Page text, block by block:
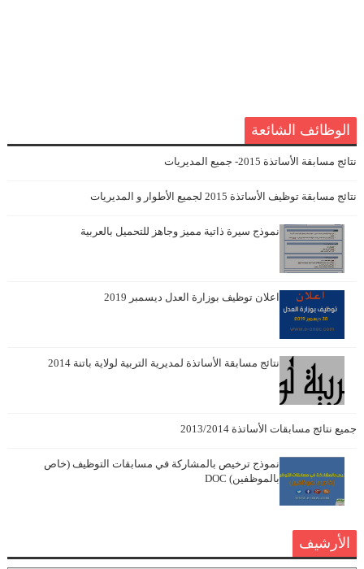
الوظائف الشائعة
نتائج مسابقة الأساتذة 2015- جميع المديريات
نتائج مسابقة توظيف الأساتذة 2015 لجميع الأطوار و المديريات
نموذج سيرة ذاتية مميز وجاهز للتحميل بالعربية
اعلان توظيف بوزارة العدل ديسمبر 2019
نتائج مسابقة الأساتذة لمديرية التربية لولاية باتنة 2014
جميع نتائج مسابقات الأساتذة 2013/2014
نموذج ترخيص بالمشاركة في مسابقات التوظيف (خاص
بالموظفين) DOC
الأرشيف